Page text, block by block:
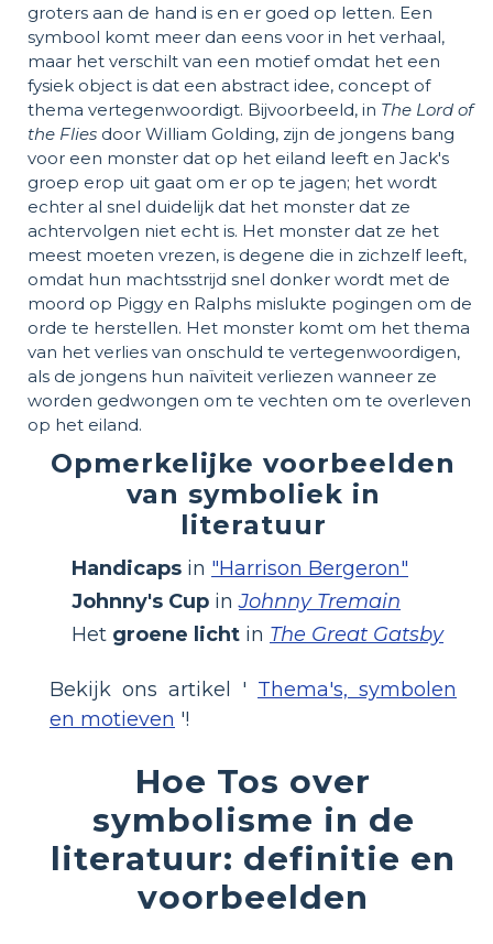
groters aan de hand is en er goed op letten. Een
symbool komt meer dan eens voor in het verhaal,
maar het verschilt van een motief omdat het een
fysiek object is dat een abstract idee, concept of
thema vertegenwoordigt. Bijvoorbeeld, in The Lord of
the Flies door William Golding, zijn de jongens bang
voor een monster dat op het eiland leeft en Jack's
groep erop uit gaat om er op te jagen; het wordt
echter al snel duidelijk dat het monster dat ze
achtervolgen niet echt is. Het monster dat ze het
meest moeten vrezen, is degene die in zichzelf leeft,
omdat hun machtsstrijd snel donker wordt met de
moord op Piggy en Ralphs mislukte pogingen om de
orde te herstellen. Het monster komt om het thema
van het verlies van onschuld te vertegenwoordigen,
als de jongens hun naïviteit verliezen wanneer ze
worden gedwongen om te vechten om te overleven
op het eiland.
Opmerkelijke voorbeelden
van symboliek in
literatuur
Handicaps in "Harrison Bergeron"
Johnny's Cup inJohnny Tremain
Het groene licht in The Great Gatsby
Bekijk ons ​​artikel ' Thema's, symbolen
en motieven '!
Hoe Tos over
symbolisme in de
literatuur: definitie en
voorbeelden